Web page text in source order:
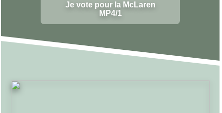
Je vote pour la McLaren
MP4/1